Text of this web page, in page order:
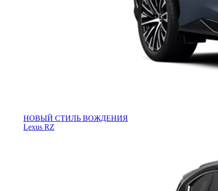
НОВЫЙ СТИЛЬ ВОЖДЕНИЯ
Lexus RZ